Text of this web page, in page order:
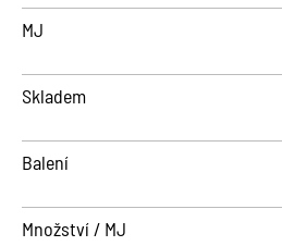
MJ
Skladem
Balení
Množství / MJ